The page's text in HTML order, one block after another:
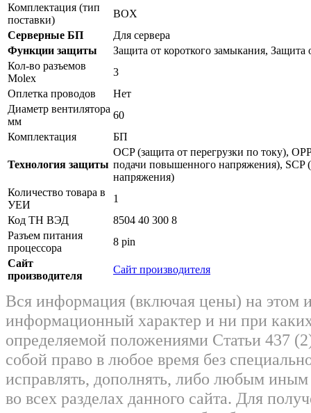
Комплектация (тип
поставки)
BOX
Серверные БП
Для сервера
Функции защиты
Защита от короткого замыкания, Защита
Кол-во разъемов
Molex
3
Оплетка проводов
Нет
Диаметр вентилятора
мм
60
Комплектация
БП
Технология защиты
OCP (защита от перегрузки по току),
подачи повышенного напряжения), SCP
напряжения)
Количество товара в
УЕИ
1
Код ТН ВЭД
8504 40 300 8
Разъем питания
процессора
8 pin
Сайт
производителя
Сайт производителя
Вся информация (включая цены) на этом
информационный характер и ни при
определяемой положениями Статьи 437
собой право в любое время без
исправлять, дополнять, либо любым
во всех разделах данного сайта. Для